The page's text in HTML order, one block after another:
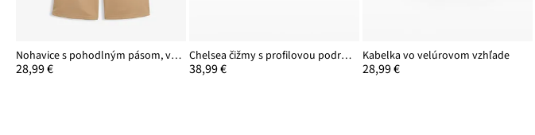
Nohavice s pohodlným pásom, vlnený vzhľad
28,99 €
Chelsea čižmy s profilovou podrážkou
38,99 €
Kabelka vo velúrovom vzhľade
28,99 €